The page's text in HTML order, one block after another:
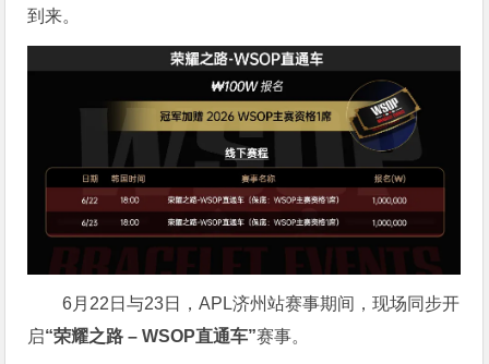
到来。
6月22日与23日，APL济州站赛事期间，现场同步开
启“荣耀之路– WSOP直通车”赛事。